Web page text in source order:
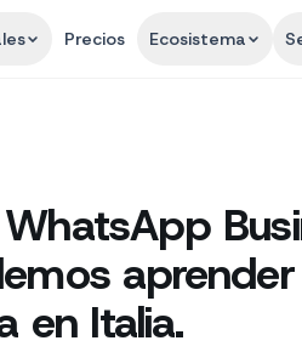
Precios Ecosistema
en Italia.